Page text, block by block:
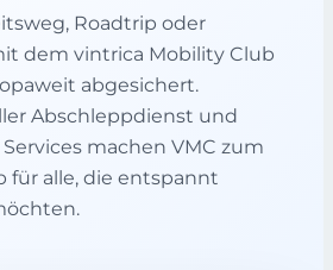
Roadtrip oder
dem vintrica Mobility Club
abgesichert.
Abschleppdienst und
machen VMC zum
für alle, die entspannt